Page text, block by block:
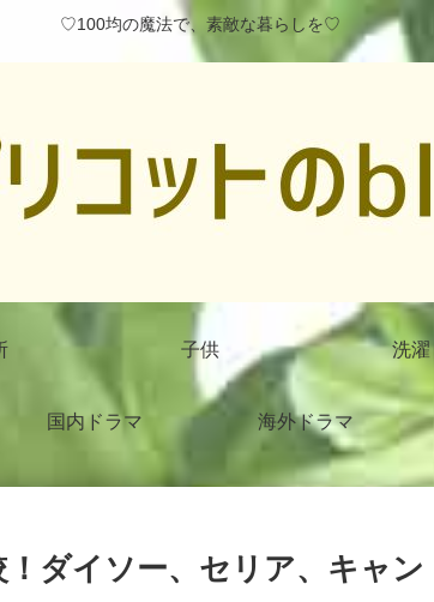
♡100均の魔法で、素敵な暮らしを♡
子供 洗濯
国内ドラマ 海外ドラマ
ダイソー、セリア、キャン